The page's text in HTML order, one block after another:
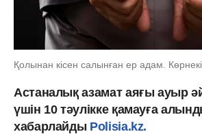
Қолынан кісен салынған ер адам.
Астаналық азамат аяғы ауыр
үшін 10 тәулікке қамауға
хабарлайды Polisia.kz.